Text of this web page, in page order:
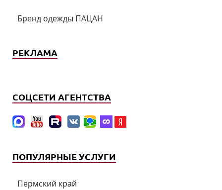
Бренд одежды ПАЦАН
РЕКЛАМА
СОЦСЕТИ АГЕНТСТВА
ПОПУЛЯРНЫЕ УСЛУГИ
Пермский край